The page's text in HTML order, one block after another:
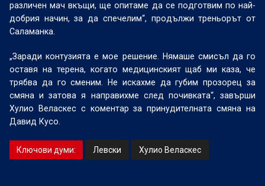
различен мач вкъщи, ще опитаме да се подготвим по най-
добрия начин, за да спечелим“, продължи треньорът от
Саламанка.
„Заради контузията е мое решение. Нямаше смисъл да го
оставя на терена, когато медицинският щаб ми каза, че
трябва да го сменим. Не искахме да губим прозорец за
смяна и затова я направихме след почивката“, завърши
Хулио Веласкес с коментар за принудителната смяна на
Давид Кусо.
Ключови думи: Левски Хулио Веласкес